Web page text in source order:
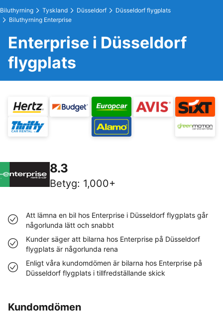
Biluthyrning Tyskland Düsseldorf
Düsseldorf flygplats
Biluthyrning Enterprise
Enterprise i Düsseldorf
flygplats
8.3
Betyg: 1,000+
Att lämna en bil hos Enterprise i Düsseldorf flygplats går
någorlunda lätt och snabbt
Kunder säger att bilarna hos Enterprise på Düsseldorf
flygplats är någorlunda rena
Enligt våra kundomdömen är bilarna hos Enterprise på
Düsseldorf flygplats i tillfredställande skick
Kundomdömen